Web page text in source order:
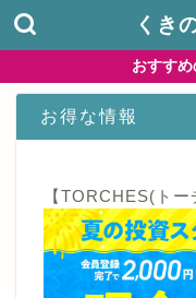
くき
おすす
お得な情報
【TORCHES(トー